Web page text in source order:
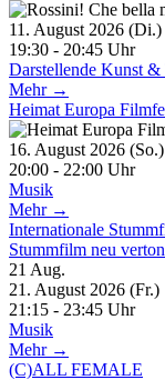
11. August 2026
19:30 - 20:45 Uhr
Darstellende Kunst &
Mehr →
Heimat Europa
16. August 2026
20:00 - 22:00 Uhr
Musik
Mehr →
Internationale
Stummfilm neu
21 Aug.
21. August 2026
21:15 - 23:45 Uhr
Musik
Mehr →
(C)ALL FEMALE